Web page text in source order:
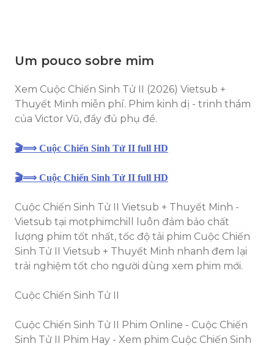
Um pouco sobre mim
Xem Cuộc Chiến Sinh Tử II (2026) Vietsub +
Thuyết Minh miễn phí. Phim kinh dị - trinh thám
của Victor Vũ, đầy đủ phụ đề.
🎬⟹ Cuộc Chiến Sinh Tử II full HD
🎬⟹ Cuộc Chiến Sinh Tử II full HD
Cuộc Chiến Sinh Tử II Vietsub + Thuyết Minh -
Vietsub tại motphimchill luôn đảm bảo chất
lượng phim tốt nhất, tốc độ tải phim Cuộc Chiến
Sinh Tử II Vietsub + Thuyết Minh nhanh đem lại
trải nghiệm tốt cho người dùng xem phim mới.
Cuộc Chiến Sinh Tử II
Cuộc Chiến Sinh Tử II Phim Online - Cuộc Chiến
Sinh Tử II Phim Hay - Xem phim Cuộc Chiến Sinh